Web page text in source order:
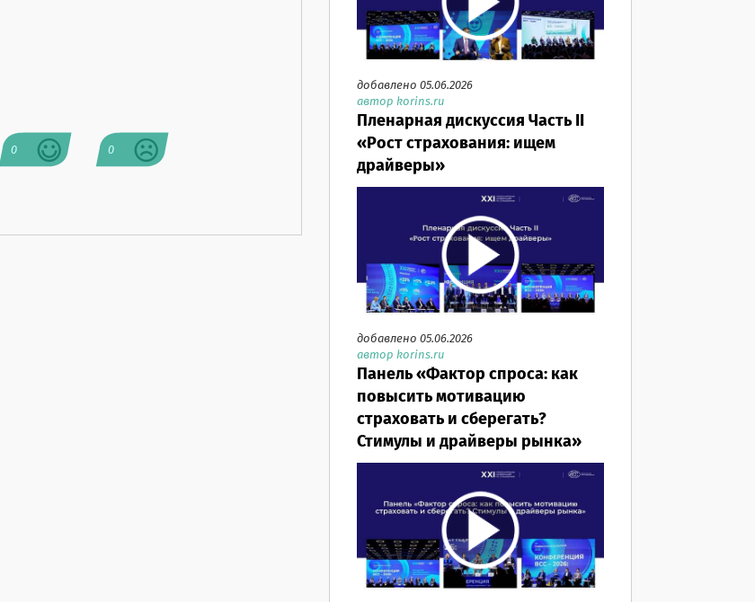
0 0
добавлено 05.06.2026
автор korins.ru
Пленарная дискуссия Часть II
«Рост страхования: ищем
драйверы»
добавлено 05.06.2026
автор korins.ru
Панель «Фактор спроса: как
повысить мотивацию
страховать и сберегать?
Стимулы и драйверы рынка»